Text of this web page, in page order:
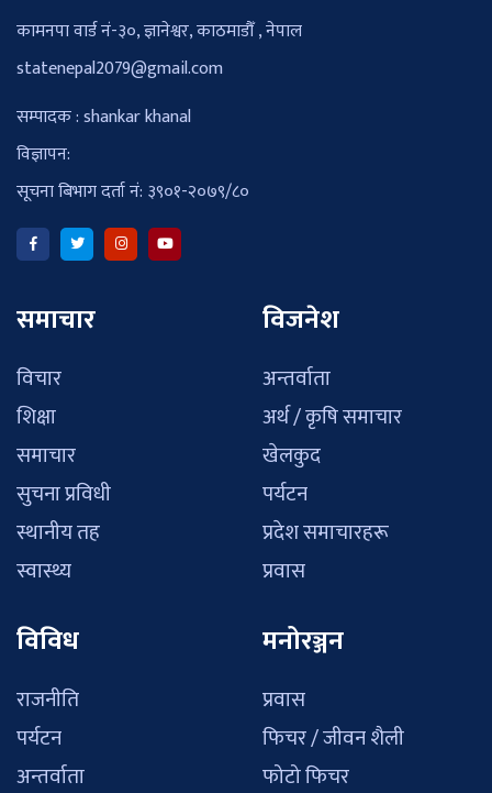
कामनपा वार्ड नं-३०, ज्ञानेश्वर, काठमाडौँ , नेपाल
statenepal2079@gmail.com
सम्पादक : shankar khanal
विज्ञापन:
सूचना बिभाग दर्ता नं: ३९०१-२०७९/८०
समाचार
विचार
शिक्षा
समाचार
सुचना प्रविधी
स्थानीय तह
स्वास्थ्य
विजनेश
अन्तर्वाता
अर्थ / कृषि समाचार
खेलकुद
पर्यटन
प्रदेश समाचारहरू
प्रवास
विविध
राजनीति
पर्यटन
अन्तर्वाता
मनोरञ्जन
प्रवास
फिचर / जीवन शैली
फोटो फिचर